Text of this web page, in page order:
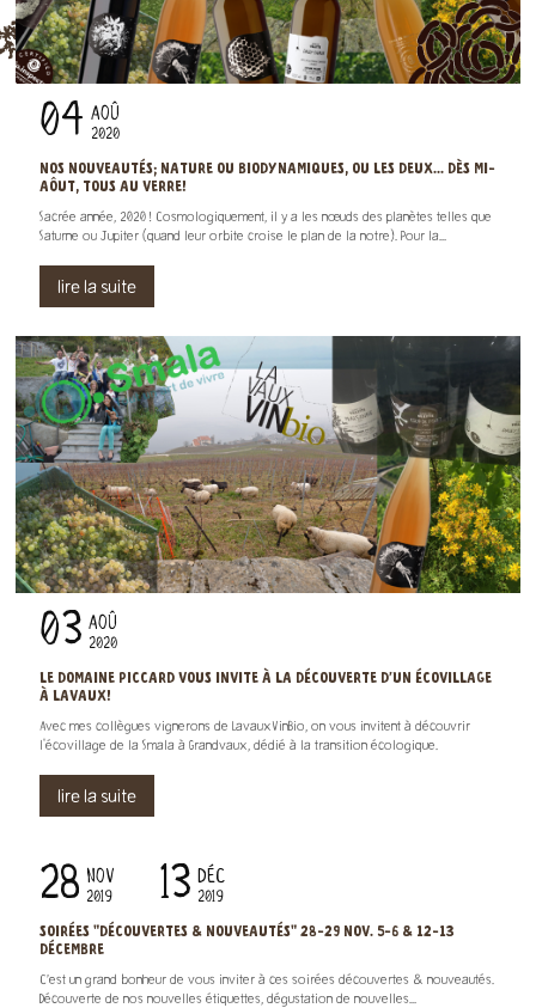
04 AOÛ
2020
NOS NOUVEAUTÉS; NATURE OU BIODYNAMIQUES, OU LES DEUX... DÈS MI-
AÔUT, TOUS AU VERRE!
Sacrée année, 2020 ! Cosmologiquement, il y a les nœuds des planètes telles que
Saturne ou Jupiter (quand leur orbite croise le plan de la notre). Pour la...
lire la suite
03 AOÛ
2020
LE DOMAINE PICCARD VOUS INVITE À LA DÉCOUVERTE D'UN ÉCOVILLAGE
À LAVAUX!
Avec mes collègues vignerons de LavauxVinBio, on vous invitent à découvrir
l'écovillage de la Smala à Grandvaux, dédié à la transition écologique.
lire la suite
28 NOV
2019 13 DÉC
2019
SOIRÉES "DÉCOUVERTES & NOUVEAUTÉS" 28-29 NOV. 5-6 & 12-13
DÉCEMBRE
C’est un grand bonheur de vous inviter à ces soirées découvertes & nouveautés.
Découverte de nos nouvelles étiquettes, dégustation de nouvelles...